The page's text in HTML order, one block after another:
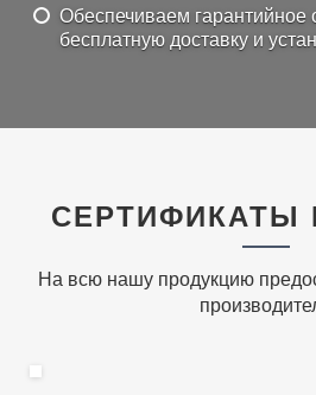
Обеспечиваем гарантийное
бесплатную доставку и
СЕРТИФИКАТЫ
На всю нашу продукцию